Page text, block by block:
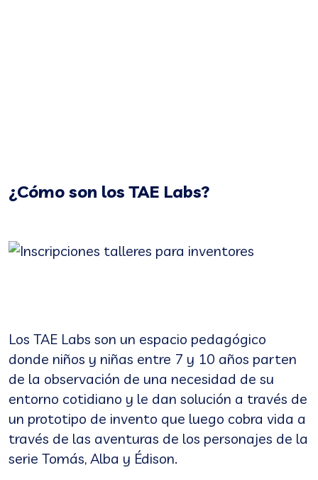
¿Cómo son los TAE Labs?
Los TAE Labs son un espacio pedagógico
donde niños y niñas entre 7 y 10 años parten
de la observación de una necesidad de su
entorno cotidiano y le dan solución a través de
un prototipo de invento que luego cobra vida a
través de las aventuras de los personajes de la
serie Tomás, Alba y Édison.